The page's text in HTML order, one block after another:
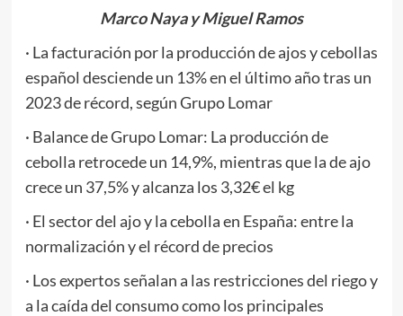
Marco Naya y Miguel Ramos
· La facturación por la producción de ajos y cebollas
español desciende un 13% en el último año tras un
2023 de récord, según Grupo Lomar
· Balance de Grupo Lomar: La producción de
cebolla retrocede un 14,9%, mientras que la de ajo
crece un 37,5% y alcanza los 3,32€ el kg
· El sector del ajo y la cebolla en España: entre la
normalización y el récord de precios
· Los expertos señalan a las restricciones del riego y
a la caída del consumo como los principales